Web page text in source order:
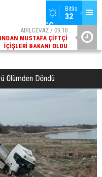
Bitlis
32
°C
ADİLCEVAZ / 09:10
MUSTAFA ÇIFTÇI
İÇIŞLERI BAKANI OLDU
Ölümden Döndü